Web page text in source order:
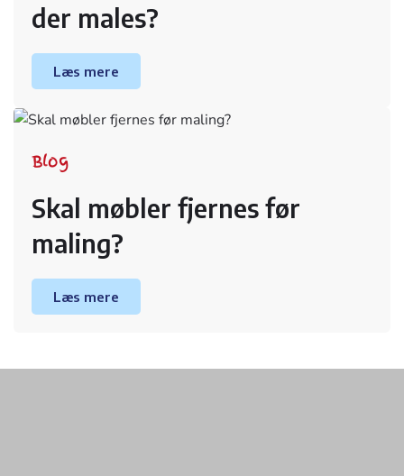
der males?
Læs mere
Blog
Skal møbler fjernes før
maling?
Læs mere